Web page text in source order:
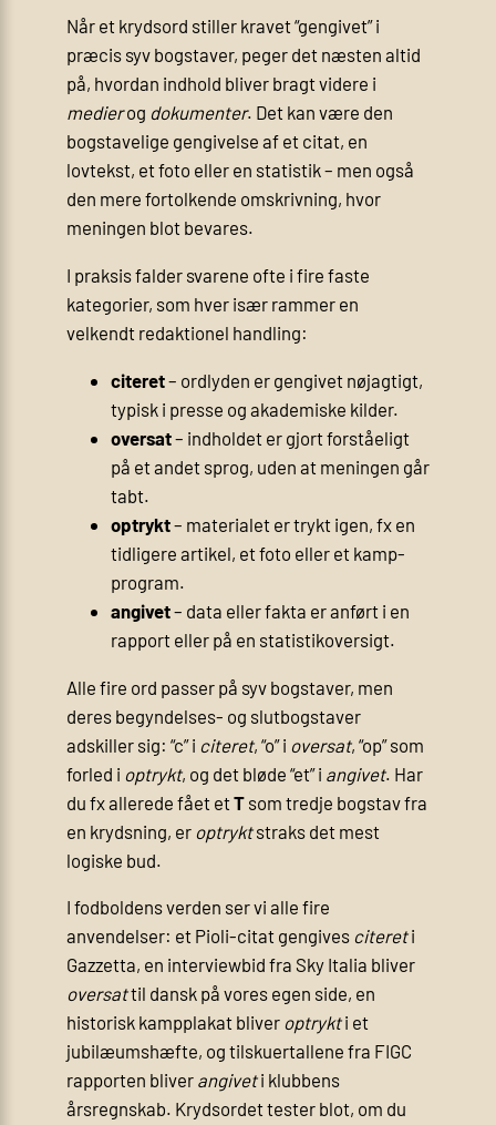
Når et krydsord stiller kravet “gengivet” i
præcis syv bogstaver, peger det næsten altid
på, hvordan indhold bliver bragt videre i
medierog dokumenter. Det kan være den
bogstavelige gengivelse af et citat, en
lovtekst, et foto eller en statistik – men også
den mere fortolkende omskrivning, hvor
meningen blot bevares.
I praksis falder svarene ofte i fire faste
kategorier, som hver især rammer en
velkendt redaktionel handling:
citeret– ordlyden er gengivet nøjagtigt,
typisk i presse og akademiske kilder.
oversat– indholdet er gjort forståeligt
på et andet sprog, uden at meningen går
tabt.
optrykt– materialet er trykt igen, fx en
tidligere artikel, et foto eller et kamp­
program.
angivet– data eller fakta er anført i en
rapport eller på en statistik­oversigt.
Alle fire ord passer på syv bogstaver, men
deres begyndelses- og slutbogstaver
adskiller sig: “c” i citeret, “o” i oversat, “op” som
forled i optrykt, og det bløde “et” i angivet. Har
du fx allerede fået etTsom tredje bogstav fra
en krydsning, er optryktstraks det mest
logiske bud.
I fodboldens verden ser vi alle fire
anvendelser: et Pioli-citat gengives citereti
Gazzetta, en interviewbid fra Sky Italia bliver
oversattil dansk på vores egen side, en
historisk kampplakat bliver optrykti et
jubilæumshæfte, og tilskuertallene fra FIGC
rapporten bliver angiveti klubbens
årsregnskab. Krydsordet tester blot, om du